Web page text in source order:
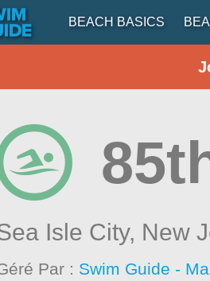
BEACH BASICS
Isle City, New
Par : Swim Guide -